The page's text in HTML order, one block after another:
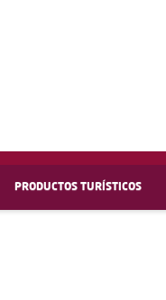
PRODUCTOS TURÍSTICOS